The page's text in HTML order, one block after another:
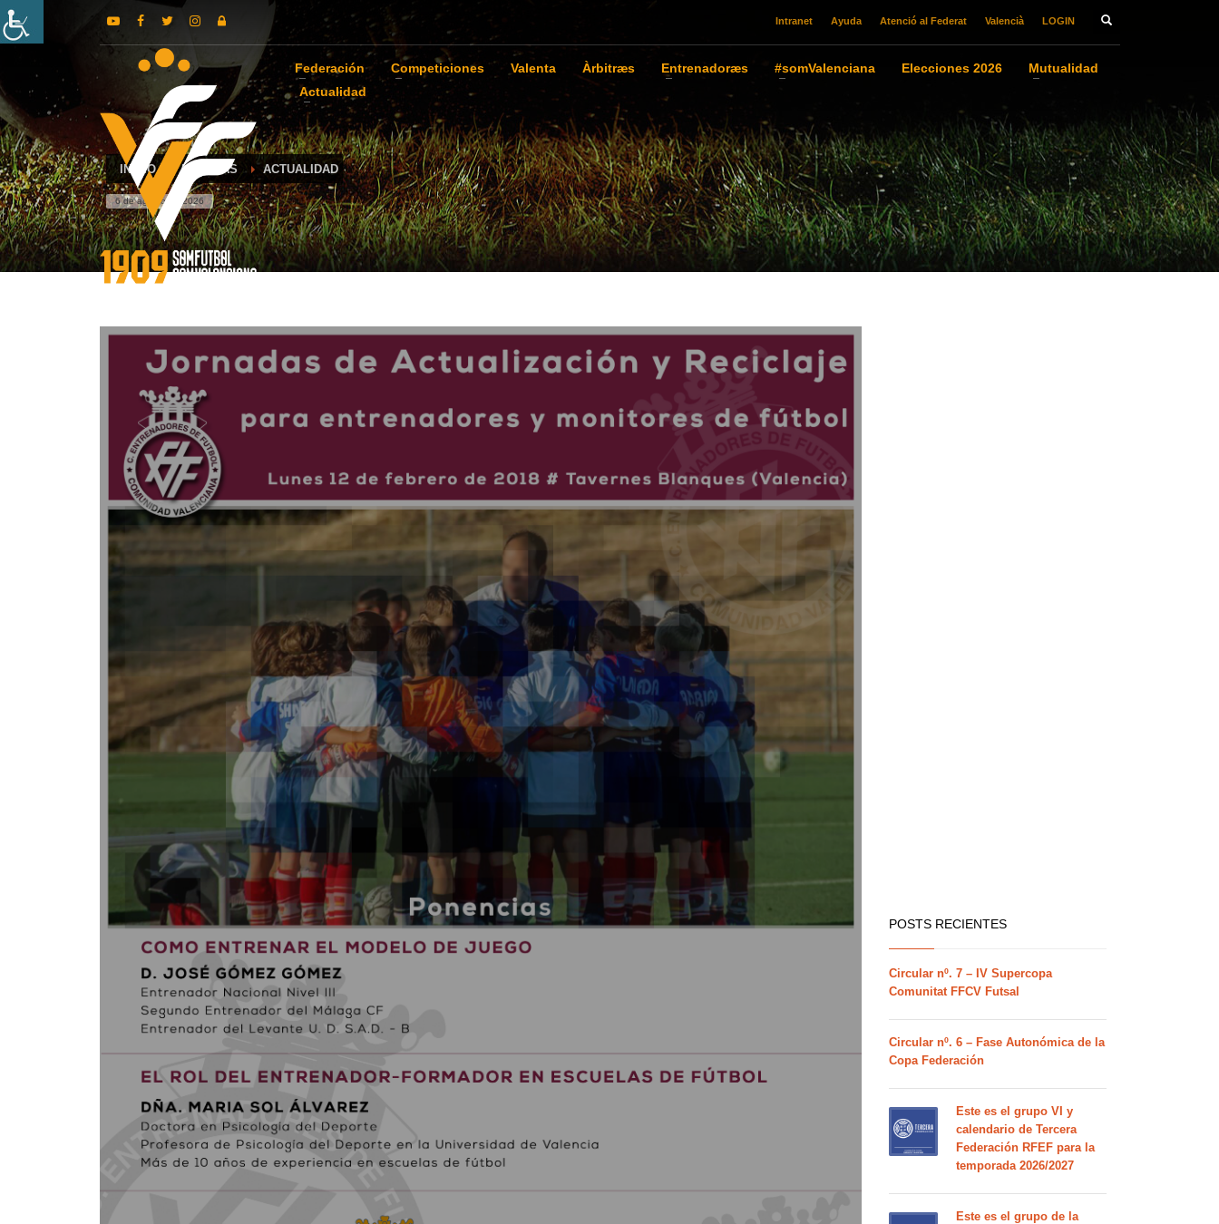
Intranet Ayuda Atenció al Federat Valencià LOGIN
Federación Competiciones Valenta Àrbitræs Entrenadoræs #somValenciana Elecciones 2026
Mutualidad
Actualidad
INICIO NOTICIAS ACTUALIDAD
6 de agosto de 2026
POSTS RECIENTES
Circular nº. 7 – IV Supercopa
Comunitat FFCV Futsal
Circular nº. 6 – Fase Autonómica de la
Copa Federación
Este es el grupo VI y
calendario de Tercera
Federación RFEF para la
temporada 2026/2027
Este es el grupo de la